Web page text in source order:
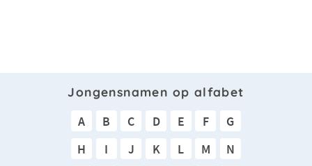
Jongensnamen op alfabet
A B C D E F
G
H
I J K L M
N